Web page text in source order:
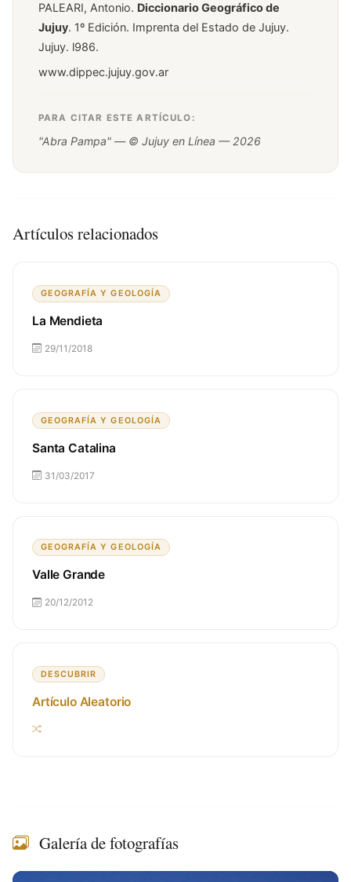
PALEARI, Antonio. Diccionario Geográfico de
Jujuy. 1º Edición. Imprenta del Estado de Jujuy.
Jujuy. l986.
www.dippec.jujuy.gov.ar
PARA CITAR ESTE ARTÍCULO:
"Abra Pampa" — © Jujuy en Línea — 2026
Artículos relacionados
GEOGRAFÍA Y GEOLOGÍA
La Mendieta
29/11/2018
GEOGRAFÍA Y GEOLOGÍA
Santa Catalina
31/03/2017
GEOGRAFÍA Y GEOLOGÍA
Valle Grande
20/12/2012
DESCUBRIR
Artículo Aleatorio
Galería de fotografías